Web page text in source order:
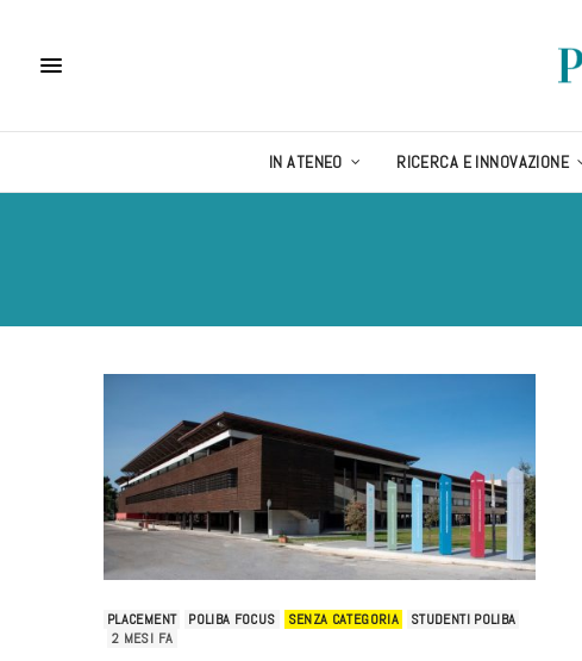
IN ATENEO RICERCA E INNOVAZIONE
PLACEMENT POLIBA FOCUS SENZA CATEGORIA
STUDENTI POLIBA
2 MESI FA